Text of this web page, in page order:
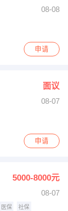
息
08-08
申请
面议
08-07
申请
5000-8000元
08-07
医保 社保